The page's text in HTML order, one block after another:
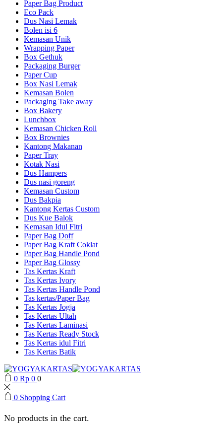
Paper Bag Product
Eco Pack
Dus Nasi Lemak
Bolen isi 6
Kemasan Unik
Wrapping Paper
Box Gethuk
Packaging Burger
Paper Cup
Box Nasi Lemak
Kemasan Bolen
Packaging Take away
Box Bakery
Lunchbox
Kemasan Chicken Roll
Box Brownies
Kantong Makanan
Paper Tray
Kotak Nasi
Dus Hampers
Dus nasi goreng
Kemasan Custom
Dus Bakpia
Kantong Kertas Custom
Dus Kue Balok
Kemasan Idul Fitri
Paper Bag Doff
Paper Bag Kraft Coklat
Paper Bag Handle Pond
Paper Bag Glossy
Tas Kertas Kraft
Tas Kertas Ivory
Tas Kertas Handle Pond
Tas kertas/Paper Bag
Tas Kertas Jogja
Tas Kertas Ultah
Tas Kertas Laminasi
Tas Kertas Ready Stock
Tas Kertas idul Fitri
Tas Kertas Batik
0 Rp 0 0
0 Shopping Cart
No products in the cart.